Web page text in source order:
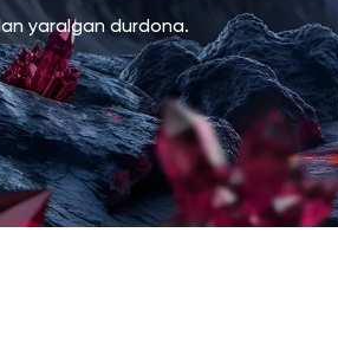
yaralgan durdona.